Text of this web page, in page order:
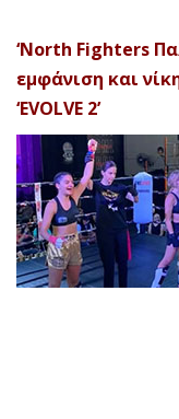
‘North Fighters
εμφάνιση και
‘EVOLVE 2’